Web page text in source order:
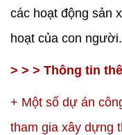
các hoạt động sản
hoạt của con người.
> > > Thông tin
+ Một số dự án
tham gia xây dựng